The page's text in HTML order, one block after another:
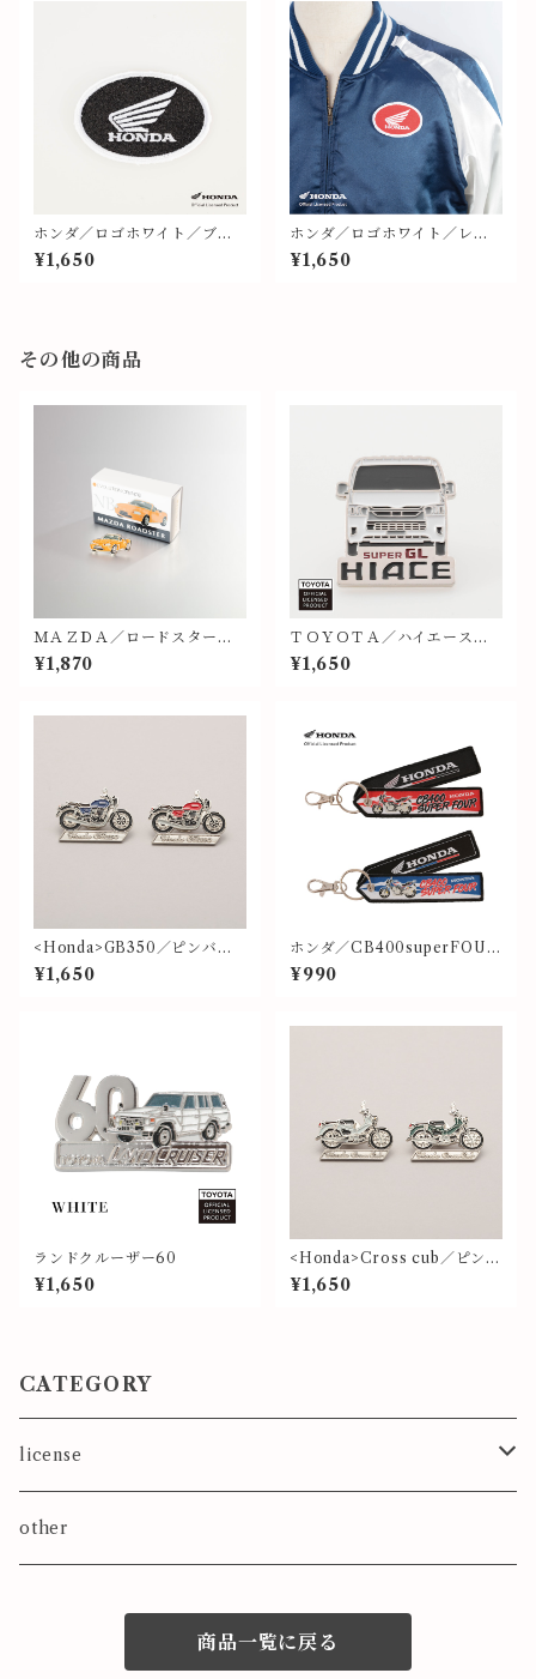
ホンダ／ロゴホワイト／ブラ
ック地／ワッペン⑩
¥1,650
ホンダ／ロゴホワイト／レッ
ド地／ワッペン⑨
¥1,650
その他の商品
ＭＡＺＤＡ／ロードスター／
ピンバッジ／ＮＢオレンジ
¥1,870
ＴＯＹＯＴＡ／ハイエース
（ＷＨＩＴＥ）／ＦＲＯＮＴ
／ピンバッジ
¥1,650
<Honda>GB350／ピンバッ
ジ
¥1,650
ホンダ／CB400superFOUR
／フライトタグ⑪⑮
¥990
ランドクルーザー60
¥1,650
<Honda>Cross cub／ピンバ
ッジ
¥1,650
CATEGORY
license
TOYOTA
ラバーキーホルダー
other
商品一覧に戻る